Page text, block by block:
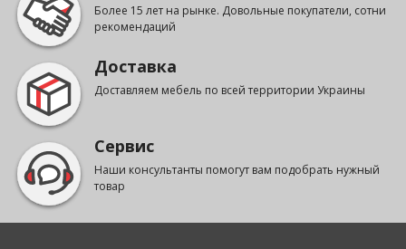
Более 15 лет на рынке. Довольные покупатели, сотни
рекомендаций
Доставка
Доставляем мебель по всей территории Украины
Сервис
Наши консультанты помогут вам подобрать нужный
товар